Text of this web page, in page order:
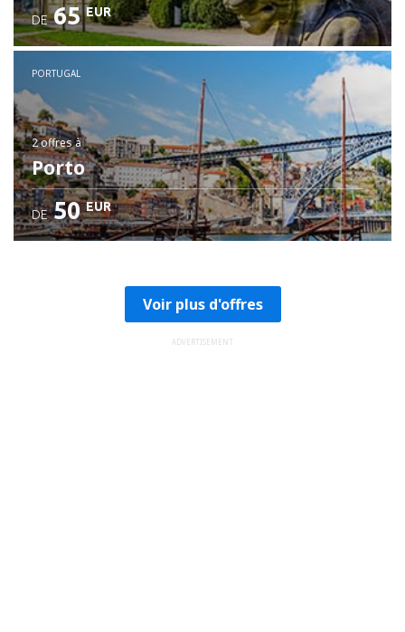
DE 65 EUR
PORTUGAL
2 offresà
Porto
DE 50 EUR
Voir plus d'offres
ADVERTISEMENT